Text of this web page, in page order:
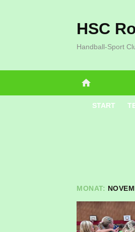
HSC
Handball-Sport
home
START
MONAT: